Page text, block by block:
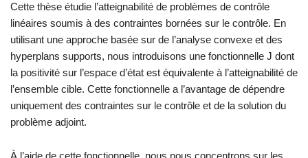
Cette thèse étudie l’atteignabilité de problèmes de contrôle
linéaires soumis à des contraintes bornées sur le contrôle. En
utilisant une approche basée sur de l’analyse convexe et des
hyperplans supports, nous introduisons une fonctionnelle J dont
la positivité sur l’espace d’état est équivalente à l’atteignabilité de
l’ensemble cible. Cette fonctionnelle a l’avantage de dépendre
uniquement des contraintes sur le contrôle et de la solution du
problème adjoint.